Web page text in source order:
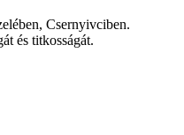
Csernyivciben.
és titkosságát.